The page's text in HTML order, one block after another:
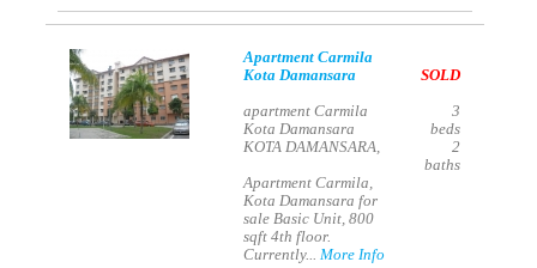
Apartment Carmila
Kota Damansara
apartment Carmila
Kota Damansara
KOTA DAMANSARA,
Apartment Carmila,
Kota Damansara for
sale Basic Unit, 800
sqft 4th floor.
Currently...More Info
SOLD
3
beds
2
baths